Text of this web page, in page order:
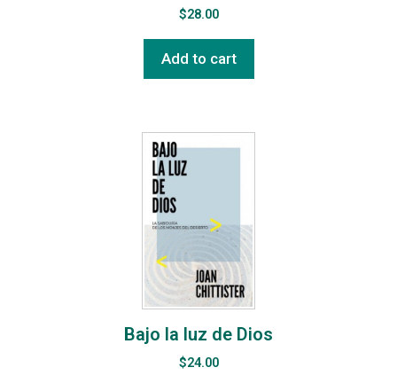
$28.00
Add to cart
Bajo la luz de Dios
$24.00